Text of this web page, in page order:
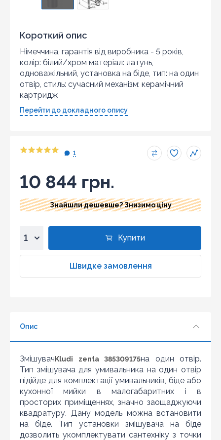
Короткий опис
Німеччина, гарантія від виробника - 5 років,
колір: білий/хром матеріал: латунь,
одноважільний, установка на біде, тип: на один
отвір, стиль: сучасний механізм: керамічний
картридж
Перейти до докладного опису
1
10 844 грн.
Знайшли дешевше? Знизимо ціну
3
7
8
10
Купити
Швидке замовлення
Опис
Змішувач Kludi zenta 385309175на один отвір.
Тип змішувача для умивальника на один отвір
підійде для комплектації умивальників, біде або
кухонної мийки в малогабаритних і в
просторих приміщеннях, значно заощаджуючи
квадратуру. Дану модель можна встановити
на біде. Тип установки змішувача на біде
дозволить укомплектувати сантехніку з точки